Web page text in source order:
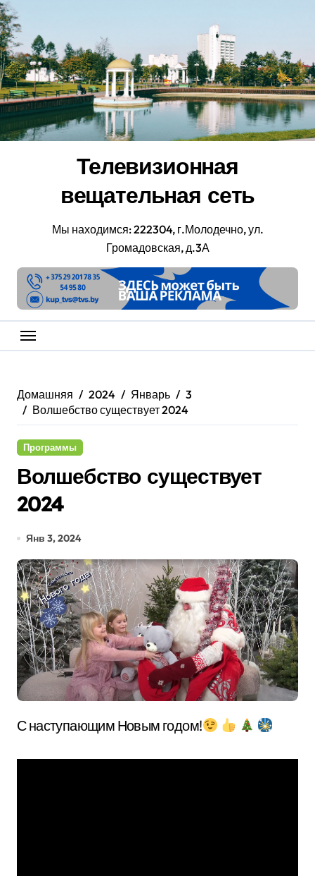
Перейти
к
содержанию
Телевизионная
вещательная сеть
Мы находимся: 222304, г.Молодечно, ул.
Громадовская, д.3А
Домашняя 2024 Январь
3
Волшебство существует 2024
Программы
Волшебство существует
2024
Янв 3, 2024
С наступающим Новым годом!